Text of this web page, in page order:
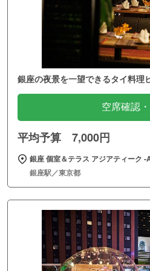
銀座の夜景を一望できるタイ料理
空席確認
平均予算 7,000円
銀座 個室＆テラス アジアティーク
銀座駅／東京都